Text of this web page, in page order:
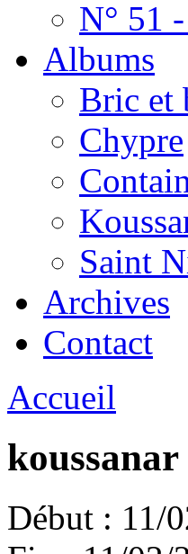
N° 51
Albums
Bric et
Chypre
Saint
Archives
Contact
Accueil
Début : 11/